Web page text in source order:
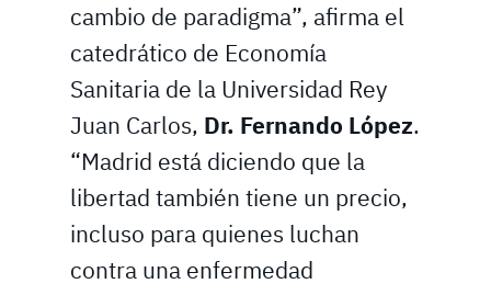
cambio de paradigma”, afirma el
catedrático de Economía
Sanitaria de la Universidad Rey
Juan Carlos, Dr. Fernando López.
“Madrid está diciendo que la
libertad también tiene un precio,
incluso para quienes luchan
contra una enfermedad